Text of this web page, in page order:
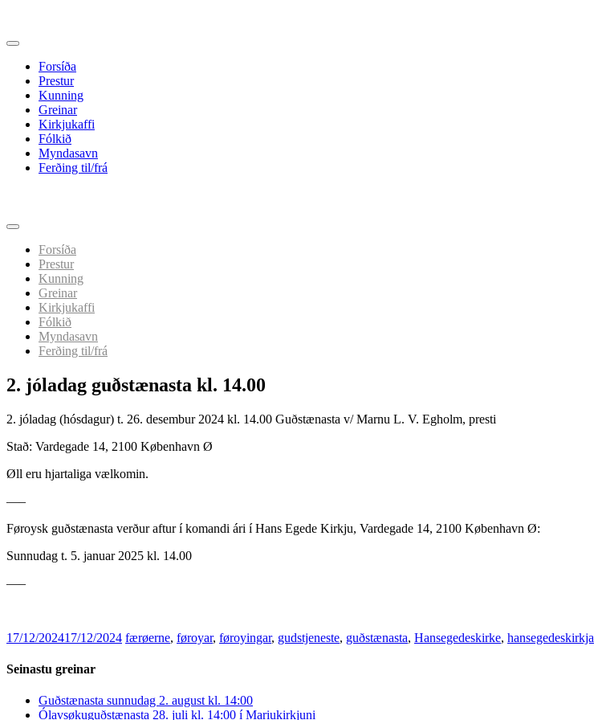
Forsíða
Prestur
Kunning
Greinar
Kirkjukaffi
Fólkið
Myndasavn
Ferðing til/frá
indhold
Forsíða
Prestur
Kunning
Greinar
Kirkjukaffi
Fólkið
Myndasavn
Ferðing til/frá
2. jóladag guðstænasta kl. 14.00
2. jóladag (hósdagur) t. 26. desembur 2024 kl. 14.00 Guðstænasta v/ Marnu L. V. Egholm, presti
Stað: Vardegade 14, 2100 København Ø
Øll eru hjartaliga vælkomin.
—–
Føroysk guðstænasta verður aftur í komandi ári í Hans Egede Kirkju, Vardegade 14, 2100 København Ø:
Sunnudag t. 5. januar 2025 kl. 14.00
—–
17/12/202417/12/2024 færøerne, føroyar, føroyingar, gudstjeneste, guðstænasta, Hansegedeskirke, hansegedeskirkja
Seinastu greinar
Guðstænasta sunnudag 2. august kl. 14:00
Ólavsøkuguðstænasta 28. juli kl. 14:00 í Mariukirkjuni